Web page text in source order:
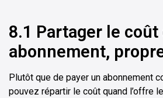
8.1 Partager le coût
abonnement,
Plutôt que de payer un abonnement
pouvez répartir le coût quand l’offre